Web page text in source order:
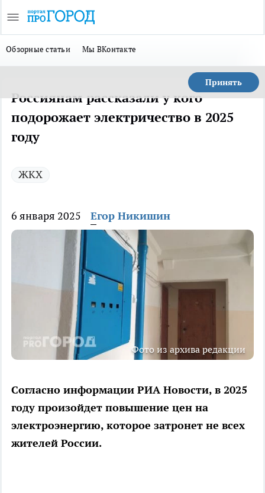
Обзорные статьи Мы ВКонтакте
Принять
Россиянам рассказали у кого
подорожает электричество в 2025
году
ЖКХ
6 января 2025 Егор Никишин
Фото из архива редакции
Согласно информации РИА Новости, в 2025
году произойдет повышение цен на
электроэнергию, которое затронет не всех
жителей России.